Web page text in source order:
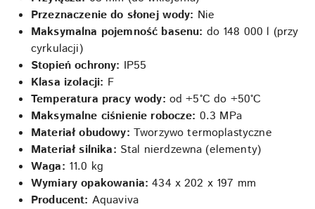
Przeznaczenie do słonej wody: Nie
Maksymalna pojemność basenu: do 148 000 l (przy
cyrkulacji)
Stopień ochrony: IP55
Klasa izolacji: F
Temperatura pracy wody: od +5°C do +50°C
Maksymalne ciśnienie robocze: 0.3 MPa
Materiał obudowy: Tworzywo termoplastyczne
Materiał silnika: Stal nierdzewna (elementy)
Waga: 11.0 kg
Wymiary opakowania: 434 x 202 x 197 mm
Producent: Aquaviva